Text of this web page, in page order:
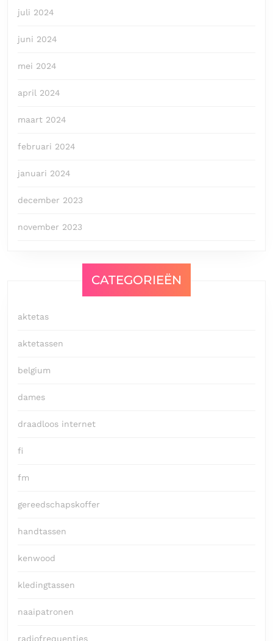
juli 2024
juni 2024
mei 2024
april 2024
maart 2024
februari 2024
januari 2024
december 2023
november 2023
CATEGORIEËN
aktetas
aktetassen
belgium
dames
draadloos internet
fi
fm
gereedschapskoffer
handtassen
kenwood
kledingtassen
naaipatronen
radiofrequenties